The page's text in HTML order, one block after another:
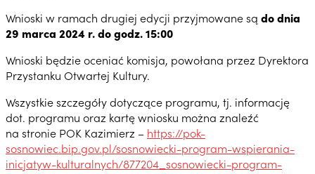
Wnioski w ramach drugiej edycji przyjmowane są do dnia
29 marca 2024 r. do godz. 15:00
Wnioski będzie oceniać komisja, powołana przez Dyrektora
Przystanku Otwartej Kultury.
Wszystkie szczegóły dotyczące programu, tj. informację
dot. programu oraz kartę wniosku można znaleźć
na stronie POK Kazimierz – https://pok-
sosnowiec.bip.gov.pl/sosnowiecki-program-wspierania-
inicjatyw-kulturalnych/877204_sosnowiecki-program-